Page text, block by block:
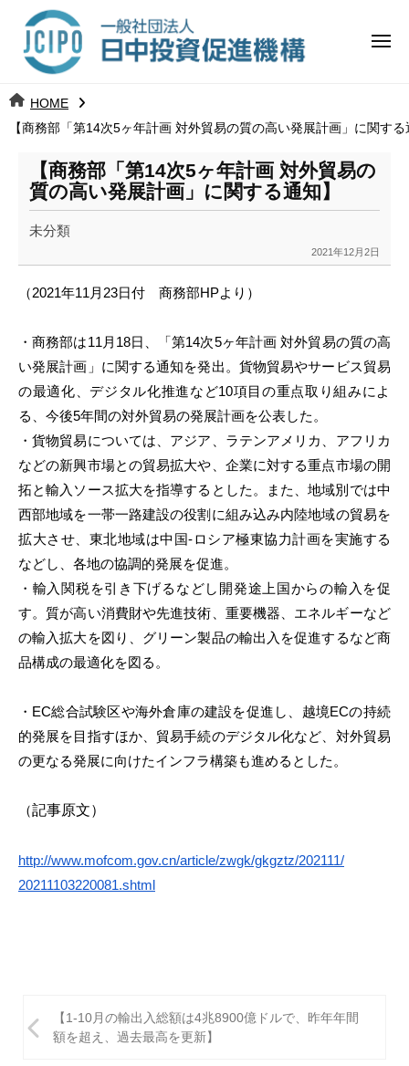
ツ 日
中
投
資
進
機
構
j
c
メ
HOME
【商務部「第14次5ヶ年計画 対外貿易の質の高い発展計画」に関する
【商務部「第14次5ヶ年計画 対外貿易の
質の高い発展計画」に関する通知】
未分類
2021年12月2日
k
n
a
u
（2021年11月23日付 商務部HPより）
・商務部は11月18日、「第14次5ヶ年計画 対外貿易の質の高
い発展計画」に関する通知を発出。 貨物貿易やサービス貿易
の最適化、 デジタル化推進など10項目の重点取り組みによ
る、 今後5年間の対外貿易の発展計画を公表した。
・貨物貿易については、アジア、ラテンアメリカ、 アフリカ
などの新興市場との貿易拡大や、 企業に対する重点市場の開
拓と輸入ソース拡大を指導するとした。
また、地域別では中
西部地域を一帯一路建設の役割に組み込み内陸地域の貿易を
拡大させ、東北地域は中国-ロシア極東協力計画を実施する
などし、各地の協調的発展を促進。
・輸入関税を引き下げるなどし開発途上国からの輸入を促
す。質が高い消費財や先進技術、重要機器、 エネルギーなど
の輸入拡大を図り、 グリーン製品の輸出入を促進するなど商
品構成の最適化を図る。
・EC総合試験区や海外倉庫の建設を促進し、 越境ECの持続
的発展を目指すほか、貿易手続のデジタル化など、 対外貿易
の更なる発展に向けたインフラ構築も進めるとした。
（記事原文）
http://www.mofcom.gov.cn/article/zwgk/gkgztz/202111/
20211103220081.shtml
稿
【1-10月の輸出入総額は4兆8900億ドルで、昨年年間
額を超え、過去最高を更新】
日
中
資
進
機